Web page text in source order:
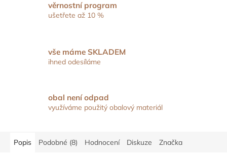
věrnostní program
ušetřete až 10 %
vše máme SKLADEM
ihned odesíláme
obal není odpad
využíváme použitý obalový materiál
Popis Podobné (8) Hodnocení Diskuze Značka